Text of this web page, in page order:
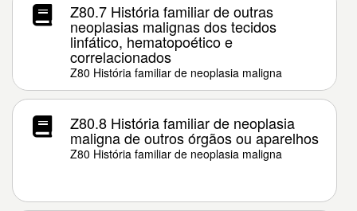
Z80.7 História familiar de outras
neoplasias malignas dos tecidos
linfático, hematopoético e
correlacionados
Z80 História familiar de neoplasia maligna
Z80.8 História familiar de neoplasia
maligna de outros órgãos ou aparelhos
Z80 História familiar de neoplasia maligna